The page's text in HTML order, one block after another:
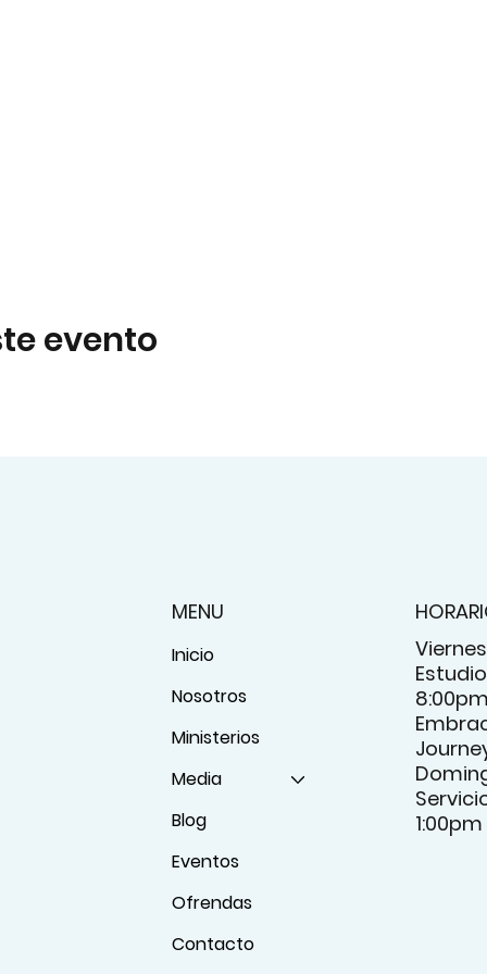
evento
MENU
Inicio
Nosotros
Ministerios
Media
Blog
Eventos
Ofrendas
Contacto
Viernes
1:00pm